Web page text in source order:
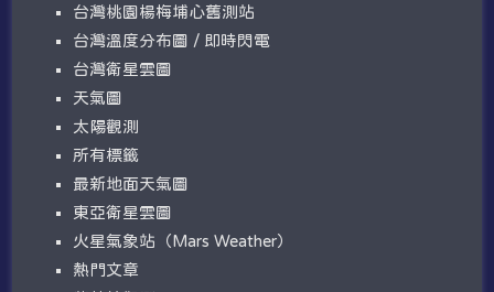
台灣桃園楊梅埔心舊測站
台灣溫度分布圖 / 即時閃電
台灣衛星雲圖
天氣圖
太陽觀測
所有標籤
最新地面天氣圖
東亞衛星雲圖
火星氣象站（Mars Weather）
熱門文章